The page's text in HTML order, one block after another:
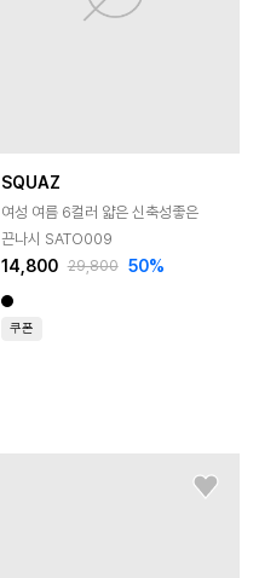
SQUAZ
여성 여름 6컬러 얇은 신축성좋은
끈나시 SATO009
14,800 29,800 50%
쿠폰